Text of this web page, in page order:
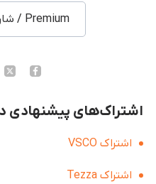
اشتراک‌های پیشنهادی
اشتراک VSCO
اشتراک Tezza